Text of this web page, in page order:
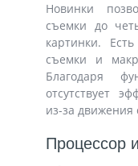
Новинки
съемки до
картинки.
съемки и
Благодаря
отсутствует
из-за движения
Процессор